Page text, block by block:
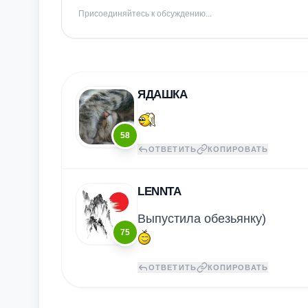
Присоединяйтесь к обсуждению...
58
ЯДАШКА
ОТВЕТИТЬ КОПИРОВАТЬ
75
LENNTA
Выпустила обезьянку)
ОТВЕТИТЬ КОПИРОВАТЬ